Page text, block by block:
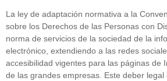
La ley de adaptación normativa a la
sobre los Derechos de las Personas con
norma de servicios de la sociedad de la
electrónico, extendiendo a las redes
accesibilidad vigentes para las páginas de
de las grandes empresas. Este deber legal